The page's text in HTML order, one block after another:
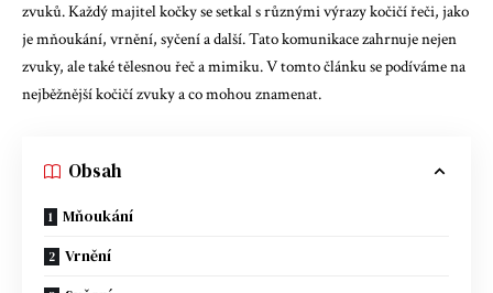
zvuků. Každý majitel kočky se setkal s různými výrazy kočičí řeči, jako
je mňoukání, vrnění, syčení a další. Tato komunikace zahrnuje nejen
zvuky, ale také tělesnou řeč a mimiku. V tomto článku se podíváme na
nejběžnější kočičí zvuky a co mohou znamenat.
Obsah
Mňoukání
Vrnění